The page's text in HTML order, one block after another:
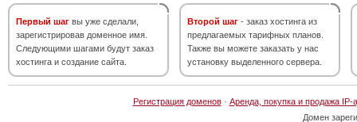
Первый шаг вы уже сделали,
зарегистрировав доменное имя.
Следующими шагами будут заказ
хостинга и создание сайта.
Второй шаг - заказ хостинга из
предлагаемых тарифных планов.
Также вы можете заказать у нас
установку выделенного сервера.
Регистрация доменов· Аренда, покупка и продажа IP-
Домен